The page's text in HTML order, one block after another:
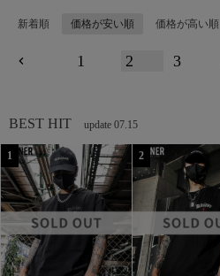
新着順 価格が安い順 価格が高い順
1 2 3
BEST HIT update 07.15